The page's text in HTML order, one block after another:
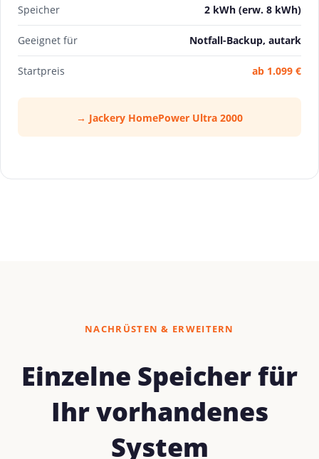
Speicher 2 kWh (erw. 8 kWh)
Geeignet für Notfall-Backup, autark
Startpreis ab 1.099 €
→ Jackery HomePower Ultra 2000
NACHRÜSTEN & ERWEITERN
Einzelne Speicher für
Ihr vorhandenes
System